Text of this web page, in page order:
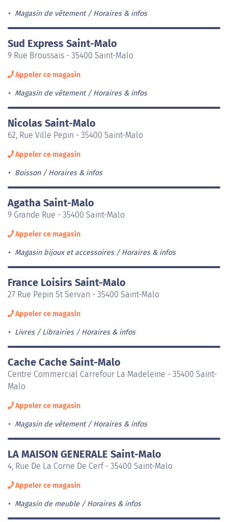
Magasin de vêtement Horaires & infos
Sud Express Saint-Malo
9 Rue Broussais - 35400 Saint-Malo
Appeler ce magasin
Magasin de vêtement Horaires & infos
Nicolas Saint-Malo
62, Rue Ville Pepin - 35400 Saint-Malo
Appeler ce magasin
Boisson Horaires & infos
Agatha Saint-Malo
9 Grande Rue - 35400 Saint-Malo
Appeler ce magasin
Magasin bijoux et accessoires Horaires & infos
France Loisirs Saint-Malo
27 Rue Pepin St Servan - 35400 Saint-Malo
Appeler ce magasin
Livres / Librairies Horaires & infos
Cache Cache Saint-Malo
Centre Commercial Carrefour La Madeleine - 35400 Saint-
Malo
Appeler ce magasin
Magasin de vêtement Horaires & infos
LA MAISON GENERALE Saint-Malo
4, Rue De La Corne De Cerf - 35400 Saint-Malo
Appeler ce magasin
Magasin de meuble Horaires & infos